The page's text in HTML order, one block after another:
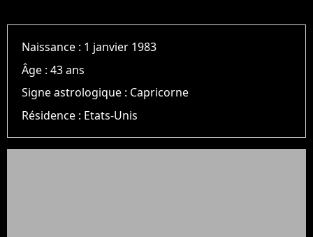
Naissance : 1 janvier 1983
Âge :43 ans
Signe astrologique : Capricorne
Résidence : Etats-Unis